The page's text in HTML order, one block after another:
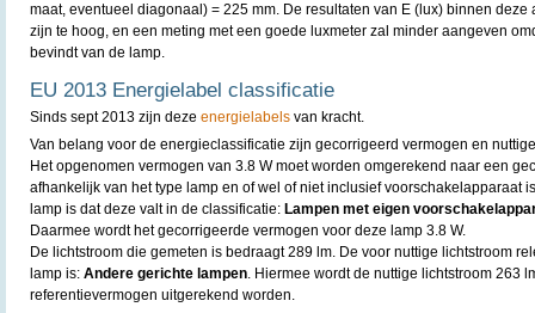
maat, eventueel diagonaal) = 225 mm. De resultaten van E (lux) binnen
zijn te hoog, en een meting met een goede luxmeter zal minder aangeven
bevindt van de lamp.
EU 2013 Energielabel classificatie
Sinds sept 2013 zijn deze energielabels van kracht.
Van belang voor de energieclassificatie zijn gecorrigeerd vermogen en
Het opgenomen vermogen van 3.8 W moet worden omgerekend naar een
afhankelijk van het type lamp en of wel of niet inclusief voorschakelapparaat
lamp is dat deze valt in de classificatie: Lampen met eigen
Daarmee wordt het gecorrigeerde vermogen voor deze lamp 3.8 W.
De lichtstroom die gemeten is bedraagt 289 lm. De voor nuttige lichtstroom
lamp is: Andere gerichte lampen. Hiermee wordt de nuttige lichtstroom 263
referentievermogen uitgerekend worden.